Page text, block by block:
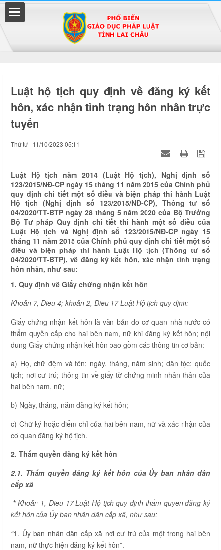
Luật hộ tịch quy định về đăng ký kết
hôn, xác nhận tình trạng hôn nhân trực
tuyến
Thứ tư - 11/10/2023 05:11
Luật Hộ tịch năm 2014 (Luật Hộ tịch), Nghị định số
123/2015/NĐ-CP ngày 15 tháng 11 năm 2015 của Chính phủ
quy định chi tiết một số điều và biện pháp thi hành Luật
Hộ tịch (Nghị định số 123/2015/NĐ-CP), Thông tư số
04/2020/TT-BTP ngày 28 tháng 5 năm 2020 của Bộ Trưởng
Bộ Tư pháp Quy định chi tiết thi hành một số điều của
Luật Hộ tịch và Nghị định số 123/2015/NĐ-CP ngày 15
tháng 11 năm 2015 của Chính phủ quy định chi tiết một số
điều và biện pháp thi hành Luật Hộ tịch (Thông tư số
04/2020/TT-BTP), về đăng ký kết hôn, xác nhận tình trạng
hôn nhân, như sau:
1. Quy định về Giấy chứng nhận kết hôn
Khoản 7, Điều 4; khoản 2, Điều 17 Luật Hộ tịch quy định:
Giấy chứng nhận kết hôn là văn bản do cơ quan nhà nước có
thẩm quyền cấp cho hai bên nam, nữ khi đăng ký kết hôn; nội
dung Giấy chứng nhận kết hôn bao gồm các thông tin cơ bản:
a) Họ, chữ đệm và tên; ngày, tháng, năm sinh; dân tộc; quốc
tịch; nơi cư trú; thông tin về giấy tờ chứng minh nhân thân của
hai bên nam, nữ;
b) Ngày, tháng, năm đăng ký kết hôn;
c) Chữ ký hoặc điểm chỉ của hai bên nam, nữ và xác nhận của
cơ quan đăng ký hộ tịch.
2. Thẩm quyền đăng ký kết hôn
2.1. Thẩm quyền đăng ký kết hôn của Ủy ban nhân dân
cấp xã
*Khoản 1, Điều 17 Luật Hộ tịch quy định thẩm quyền đăng ký
kết hôn của Ủy ban nhân dân cấp xã, như sau:
“1. Ủy ban nhân dân cấp xã nơi cư trú của một trong hai bên
nam, nữ thực hiện đăng ký kết hôn”.
Đã kết nối EMC